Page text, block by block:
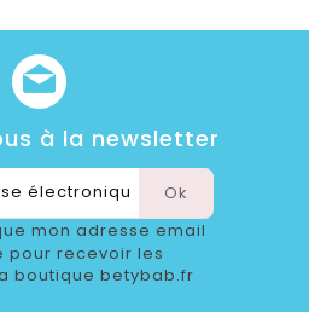
à la newsletter
mon adresse email
pour recevoir les
boutique betybab.fr